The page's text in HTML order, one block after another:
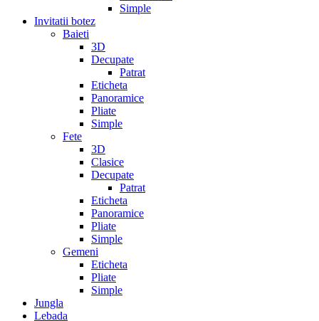
Simple
Invitatii botez
Baieti
3D
Decupate
Patrat
Eticheta
Panoramice
Pliate
Simple
Fete
3D
Clasice
Decupate
Patrat
Eticheta
Panoramice
Pliate
Simple
Gemeni
Eticheta
Pliate
Simple
Jungla
Lebada